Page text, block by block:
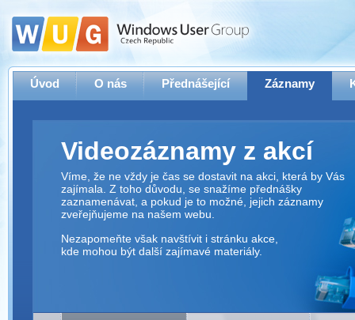
Úvod O nás Přednášející Záznamy
Videozáznamy z akcí
Víme, že ne vždy je čas se dostavit na akci, která by Vás
zajímala. Z toho důvodu, se snažíme přednášky
zaznamenávat, a pokud je to možné, jejich záznamy
zveřejňujeme na našem webu.
Nezapomeňte však navštívit i stránku akce,
kde mohou být další zajímavé materiály.